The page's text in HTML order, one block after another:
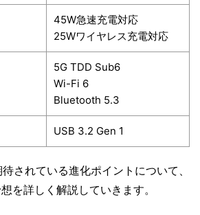
45W急速充電対応
25Wワイヤレス充電対応
5G TDD Sub6
Wi-Fi 6
Bluetooth 5.3
USB 3.2 Gen 1
されている進化ポイントについて、
を詳しく解説していきます。